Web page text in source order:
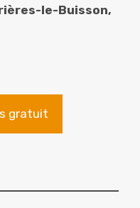
le-Buisson,
gratuit